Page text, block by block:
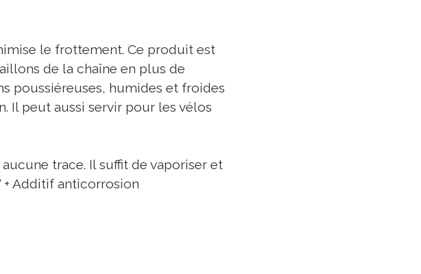
le frottement. Ce produit est
de la chaîne en plus de
poussiéreuses, humides et froides
Il peut aussi servir pour les vélos
trace. Il suffit de vaporiser et
+ Additif anticorrosion